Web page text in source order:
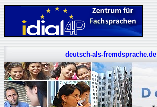
deutsch-als-fremdsprache.de